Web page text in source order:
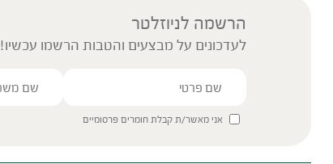
הרשמה לניוזלטר
לעדכונים על מבצעים והטבות הרשמו עכשיו!
אני מאשר/ת קבלת חומרים פרסומיים